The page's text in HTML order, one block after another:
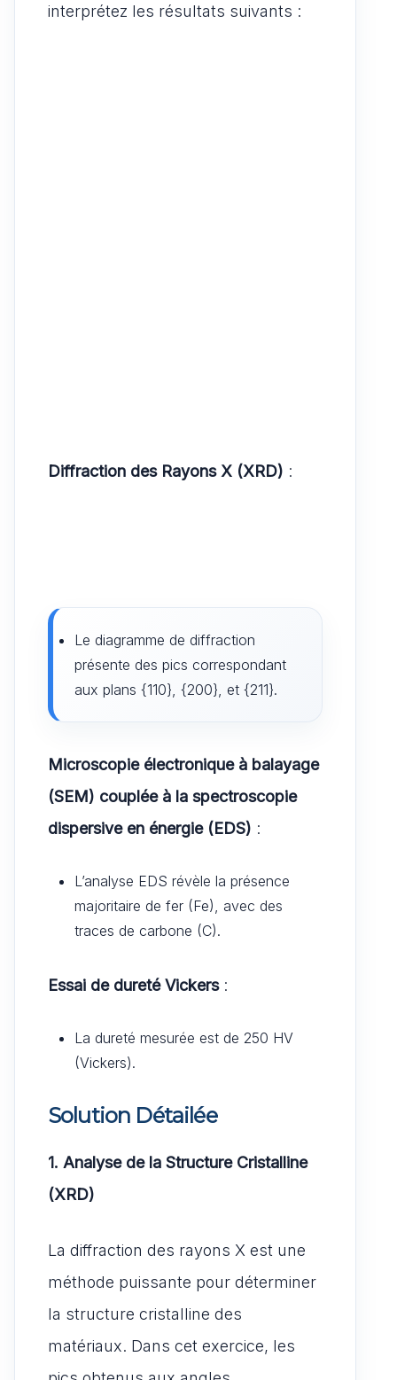
interprétez les résultats suivants :
Diffraction des Rayons X (XRD) :
Le diagramme de diffraction
présente des pics correspondant
aux plans {110}, {200}, et {211}.
Microscopie électronique à balayage
(SEM) couplée à la spectroscopie
dispersive en énergie (EDS) :
L’analyse EDS révèle la présence
majoritaire de fer (Fe), avec des
traces de carbone (C).
Essai de dureté Vickers:
La dureté mesurée est de 250 HV
(Vickers).
Solution Détailée
1. Analyse de la Structure Cristalline
(XRD)
La diffraction des rayons X est une
méthode puissante pour déterminer
la structure cristalline des
matériaux. Dans cet exercice, les